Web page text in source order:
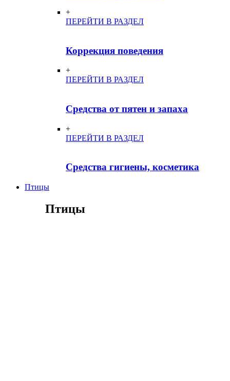
+
ПЕРЕЙТИ В РАЗДЕЛ
Коррекция поведения
+
ПЕРЕЙТИ В РАЗДЕЛ
Средства от пятен и запаха
+
ПЕРЕЙТИ В РАЗДЕЛ
Средства гигиены, косметика
Птицы
Птицы